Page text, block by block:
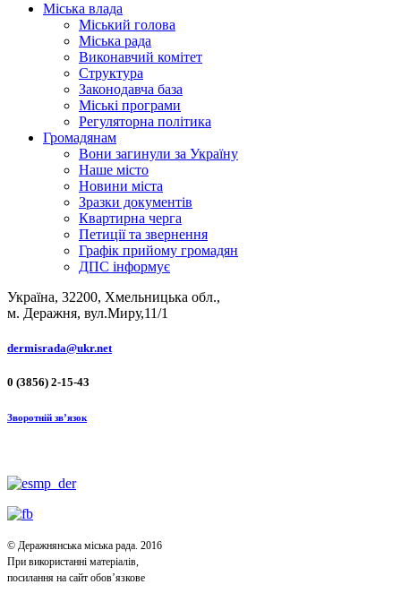
Міська влада
Міський голова
Міська рада
Виконавчий комітет
Структура
Законодавча база
Міські програми
Регуляторна політика
Громадянам
Вони загинули за Україну
Наше місто
Новини міста
Зразки документів
Квартирна черга
Петиції та звернення
Графік прийому громадян
ДПС інформує
Україна, 32200, Хмельницька обл.,
м. Деражня, вул.Миру,11/1
dermisrada@ukr.net
0 (3856) 2-15-43
Зворотній зв’язок
© Деражнянська міська рада. 2016
При використанні матеріалів,
посилання на сайт обов’язкове